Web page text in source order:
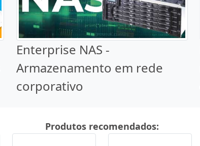
Enterprise NAS -
Armazenamento em rede
corporativo
Produtos recomendados: